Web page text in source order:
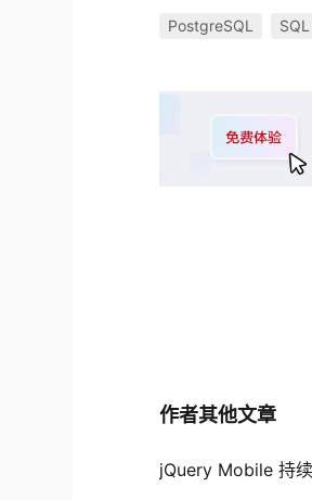
PostgreSQL SQL
作者其他文章
jQuery Mobile 持